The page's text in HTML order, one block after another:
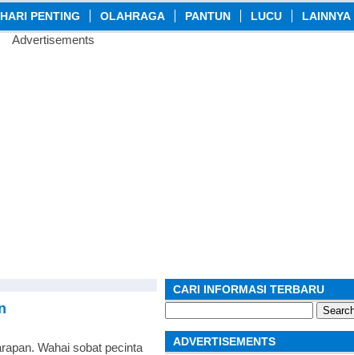
HARI PENTING OLAHRAGA PANTUN LUCU LAINNYA
Advertisements
Wahai sobat pecinta
CARI INFORMASI TERBARU
for:
ADVERTISEMENTS